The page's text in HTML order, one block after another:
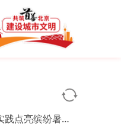
”走进建西社区开展暑期社会实践活动